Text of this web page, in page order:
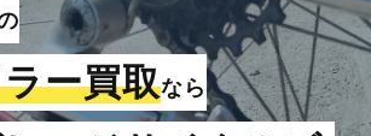
ー買取なら